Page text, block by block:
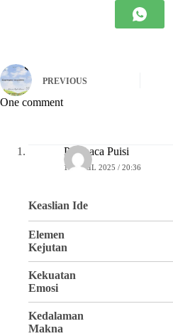
PREVIOUS
One comment
Pembaca Puisi
16 APRIL 2025 / 20:36
Keaslian Ide
Elemen
Kejutan
Kekuatan
Emosi
Kedalaman
Makna